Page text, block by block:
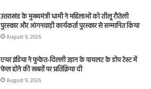
उत्तराखंड के मुख्यमंत्री धामी ने महिलाओं को तीलू रौतेली
पुरस्कार और आंगनवाड़ी कार्यकर्ता पुरस्कार से सम्मानित किया
August 9, 2026
एयर इंडिया ने फुकेत-दिल्ली उड़ान के पायलट के डोप टेस्ट में
फेल होने की खबरों पर प्रतिक्रिया दी
August 9, 2026